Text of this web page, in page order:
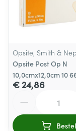
Opsite, Smith &
Opsite Post Op N
10,0cmx12,0cm 10
€ 24,86
Bestel